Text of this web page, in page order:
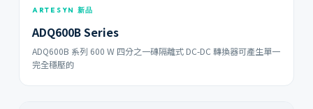
ARTESYN 新品
ADQ600B Series
ADQ600B 系列 600 W 四分之一磚隔離式 DC-DC 轉換器可產生單一
完全穩壓的